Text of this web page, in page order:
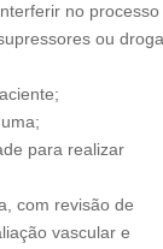
no processo
ou
para realizar
com revisão de
vascular e